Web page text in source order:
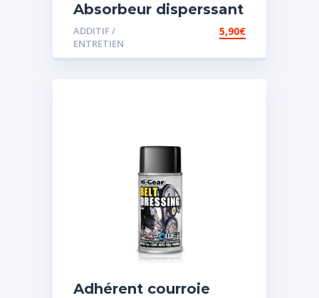
Absorbeur disperssant
d’eau pour carburant
ADDITIF /
ENTRETIEN
5,90€
Adhérent courroie